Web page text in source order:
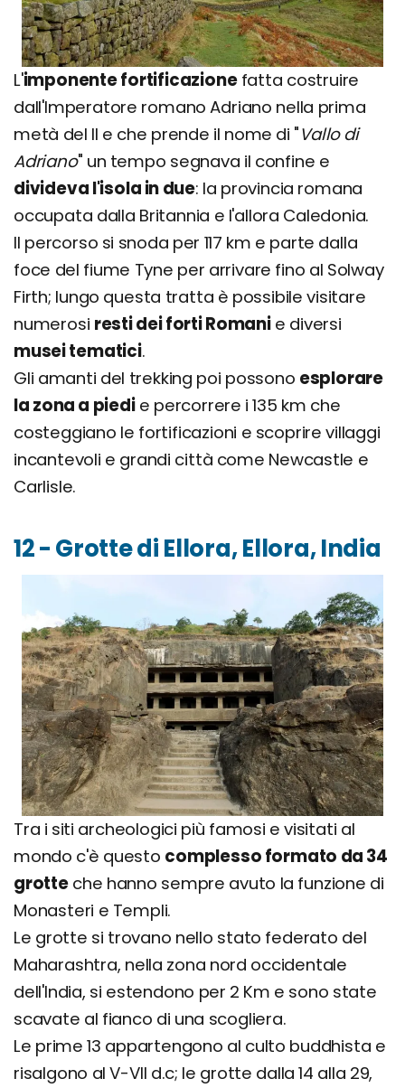
L'imponente fortificazionefatta costruire
dall'Imperatore romano Adriano nella prima
metà del II e che prende il nome di "Vallo di
Adriano" un tempo segnava il confine e
divideva l'isola in due: la provincia romana
occupata dalla Britannia e l'allora Caledonia.
Il percorso si snoda per 117 km e parte dalla
foce del fiume Tyne per arrivare fino al Solway
Firth; lungo questa tratta è possibile visitare
numerosi resti dei forti Romanie diversi
musei tematici.
Gli amanti del trekking poi possono esplorare
la zona a piedie percorrere i 135 km che
costeggiano le fortificazioni e scoprire villaggi
incantevoli e grandi città come Newcastle e
Carlisle.
12 - Grotte di Ellora, Ellora, India
Tra i siti archeologici più famosi e visitati al
mondo c'è questo complesso formato da 34
grotteche hanno sempre avuto la funzione di
Monasteri e Templi.
Le grotte si trovano nello stato federato del
Maharashtra, nella zona nord occidentale
dell'India, si estendono per 2 Km e sono state
scavate al fianco di una scogliera.
Le prime 13 appartengono al culto buddhista e
risalgono al V-VII d.c; le grotte dalla 14 alla 29,